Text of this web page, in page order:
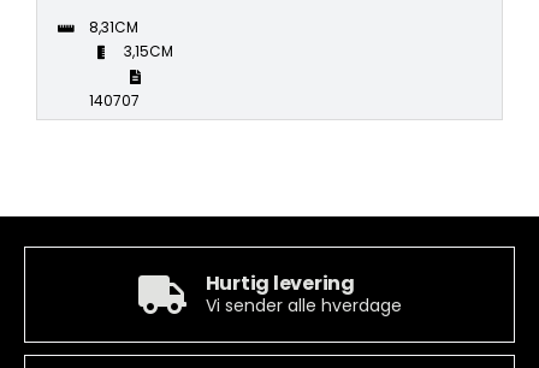
8,31CM
3,15CM
140707
Hurtig levering
Vi sender alle hverdage